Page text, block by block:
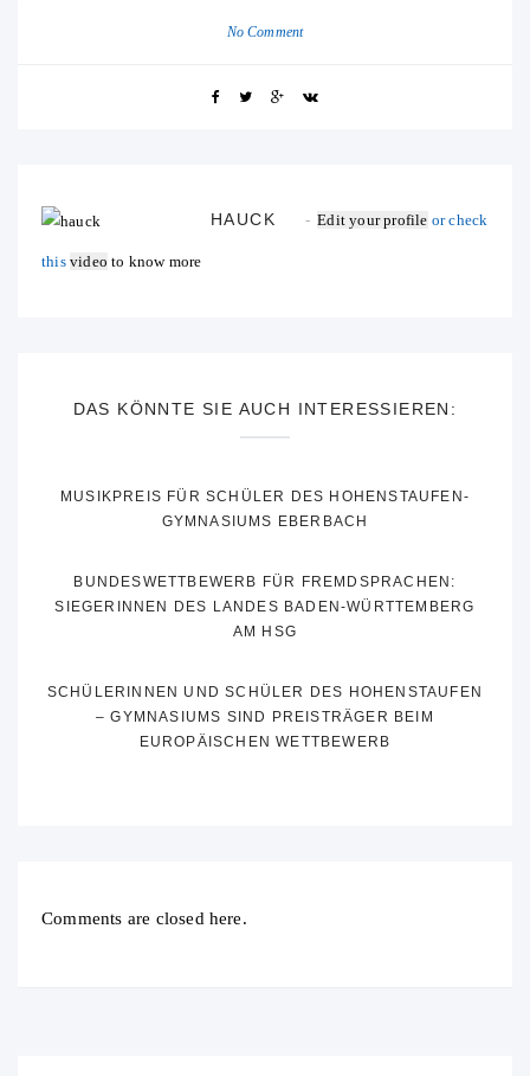
No Comment
HAUCK Edit your profile or check
this video to know more
DAS KÖNNTE SIE AUCH INTERESSIEREN:
MUSIKPREIS FÜR SCHÜLER DES HOHENSTAUFEN-
GYMNASIUMS EBERBACH
BUNDESWETTBEWERB FÜR FREMDSPRACHEN:
SIEGERINNEN DES LANDES BADEN-WÜRTTEMBERG
AM HSG
SCHÜLERINNEN UND SCHÜLER DES HOHENSTAUFEN
– GYMNASIUMS SIND PREISTRÄGER BEIM
EUROPÄISCHEN WETTBEWERB
Comments are closed here.